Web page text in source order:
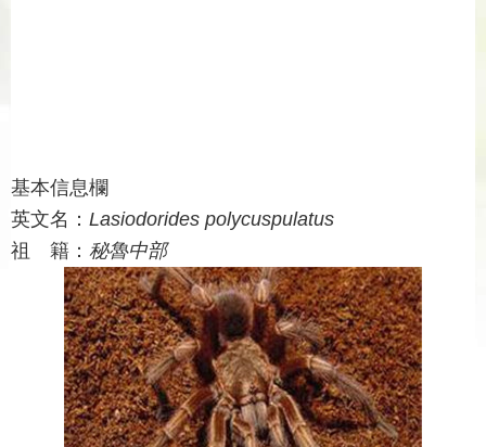
基本信息欄
英文名： Lasiodorides polycuspulatus
祖 籍： 秘魯中部